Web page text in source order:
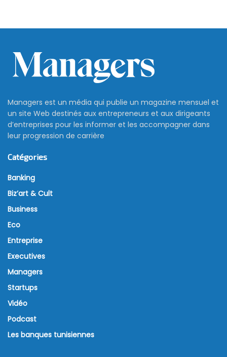
Managers est un média qui publie un magazine mensuel et
un site Web destinés aux entrepreneurs et aux dirigeants
d’entreprises pour les informer et les accompagner dans
leur progression de carrière
Catégories
Banking
Biz’art & Cult
Business
Eco
Entreprise
Executives
Managers
Startups
Vidéo
Podcast
Les banques tunisiennes